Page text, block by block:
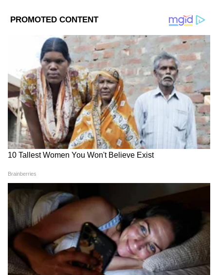
कंपनीला वाटतो.
Add Asianetnews Marathi as a
Preferred Source
2
5
Image Credit :
लावा शार्क 2 फोनची वैशिष्ट्ये
लावा शार्क 2 5G फोनमध्ये 6.75 इंचाचा मोठा डिस्प्ले
आहे. याचा रिफ्रेश रेट 120Hz असल्यामुळे सोशल मीडिया
स्क्रोलिंग आणि गेमिंगचा अनुभव खूप स्मूथ असेल, असं
कंपनीचं म्हणणं आहे. पाण्या-धुळीपासून संरक्षणासाठी
याला विशेष रेटिंगही मिळालं आहे. हा मोबाईल 'सोनार